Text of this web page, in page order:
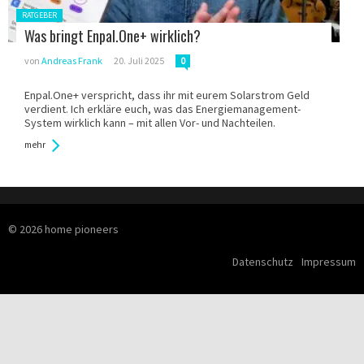
Gepostet
in:
RATGEBER
Was bringt Enpal.One+ wirklich?
von Andreas Frank 20. Juli 2025 0
Enpal.One+ verspricht, dass ihr mit eurem Solarstrom Geld
verdient. Ich erkläre euch, was das Energiemanagement-
System wirklich kann – mit allen Vor- und Nachteilen.
mehr
© 2026 home pioneers
Datenschutz Impressum